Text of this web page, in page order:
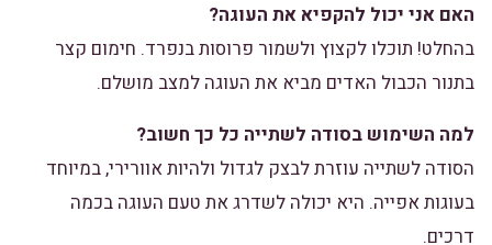
האם אני יכול להקפיא את העוגה?
בהחלט! תוכלו לקצוץ ולשמור פרוסות בנפרד. חימום קצר
בתנור הכבול האדים מביא את העוגה למצב מושלם.
למה השימוש בסודה לשתייה כל כך חשוב?
הסודה לשתייה עוזרת לבצק לגדול ולהיות אוורירי, במיוחד
בעוגות אפייה. היא יכולה לשדרג את טעם העוגה בכמה
דרכים.